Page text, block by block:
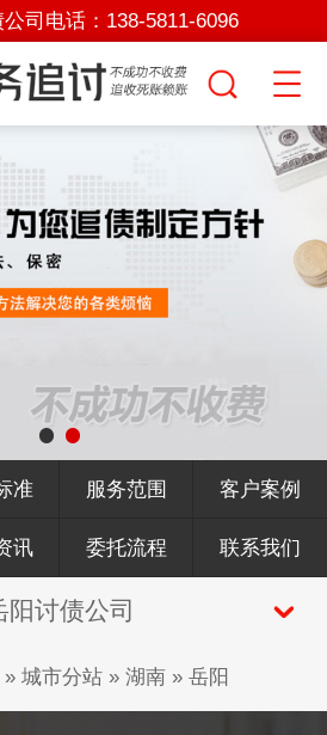
司电话： 138-5811-6096
准 服务范围 客户案例
讯 委托流程 联系我们
阳讨债公司
城市分站» 湖南» 岳阳